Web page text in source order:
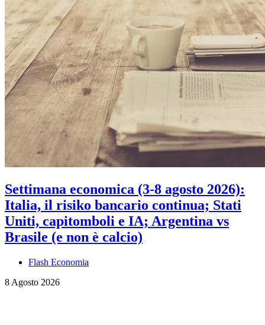
Settimana economica (3-8 agosto 2026):
Italia, il risiko bancario continua; Stati
Uniti, capitomboli e IA; Argentina vs
Brasile (e non è calcio)
Flash Economia
8 Agosto 2026